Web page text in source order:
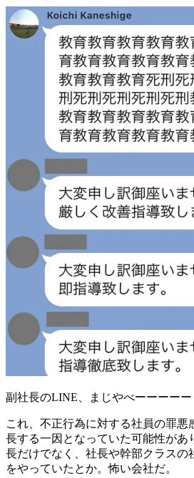
副社長のLINE、まじやべーーーーー
これ、不正行為に対する社員の罪悪
長する一因となっていた可能性があ
長だけでなく、社長や幹部クラスの
をやっていたとか。怖い会社だ。